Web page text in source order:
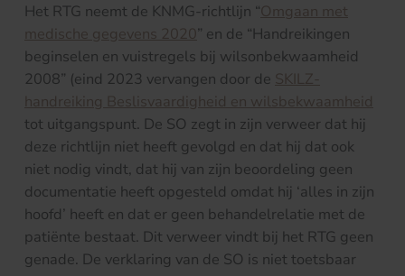
Het RTG neemt de KNMG-richtlijn “Omgaan met
medische gegevens 2020” en de “Handreikingen
beginselen en vuistregels bij wilsonbekwaamheid
2008” (eind 2023 vervangen door de SKILZ-
handreiking Beslisvaardigheid en wilsbekwaamheid
tot uitgangspunt. De SO zegt in zijn verweer dat hij
deze richtlijn niet heeft gevolgd en dat hij dat ook
niet nodig vindt, dat hij van zijn beoordeling geen
documentatie heeft opgesteld omdat hij ‘alles in zijn
hoofd’ heeft en dat er geen behandelrelatie met de
patiënte bestaat. Dit verweer vindt bij het RTG geen
genade. De verklaring van de SO is niet toetsbaar